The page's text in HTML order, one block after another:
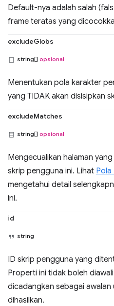
Default-nya adalah salah
frame teratas yang
excludeGlobs
string[] opsional
Menentukan pola karakter
yang TIDAK akan disisipkan
excludeMatches
string[] opsional
Mengecualikan halaman
skrip pengguna ini. Lihat
mengetahui detail
ini.
id
string
ID skrip pengguna yang
Properti ini tidak boleh
dicadangkan sebagai awalan
dihasilkan.